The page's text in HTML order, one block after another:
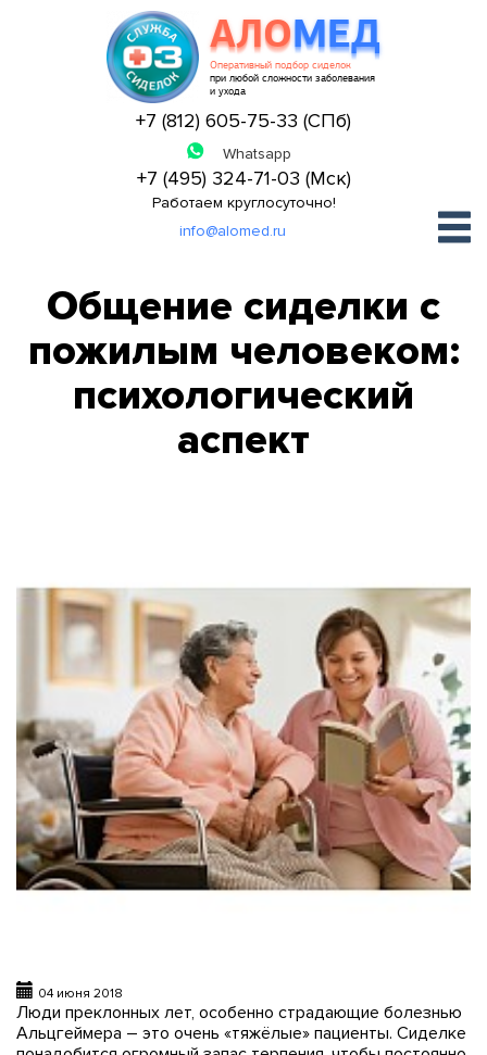
АЛОМЕД
Оперативный подбор сиделок
при любой сложности заболевания
и ухода
+7 (812) 605-75-33 (СПб)
+7 (495) 324-71-03 (Мск)
Работаем круглосуточно!
info@alomed.ru
Общение сиделки с
пожилым человеком:
психологический
аспект
04 июня 2018
Люди преклонных лет, особенно страдающие болезнью
Альцгеймера – это очень «тяжёлые» пациенты. Сиделке